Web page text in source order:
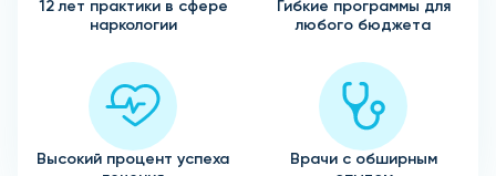
12 лет практики в сфере
наркологии
Гибкие программы для
любого бюджета
Высокий процент успеха
Врачи с обширным